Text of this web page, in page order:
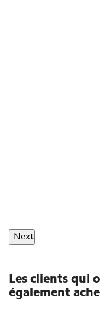
Next
Les clients qui
également